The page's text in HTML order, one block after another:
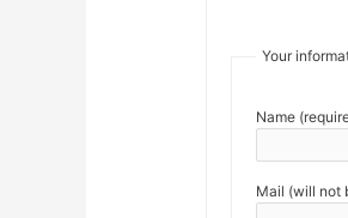
Your
Name
Mail (will not